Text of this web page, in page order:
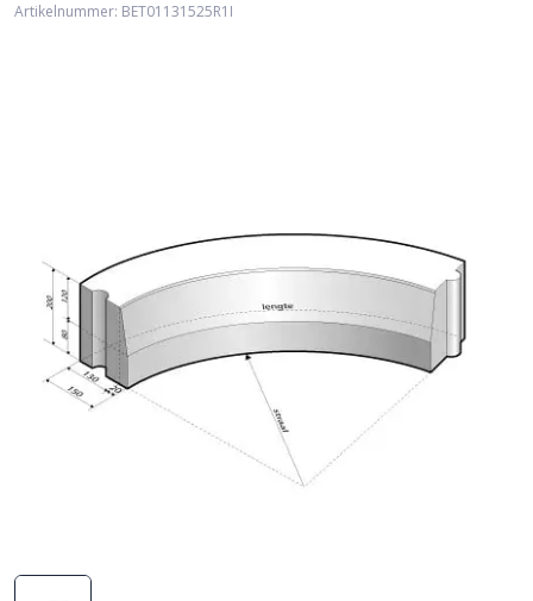
Artikelnummer: BET01131525R1I